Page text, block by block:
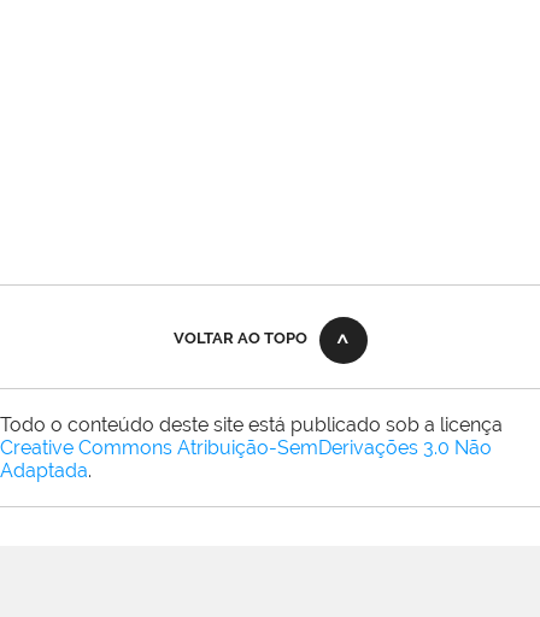
VOLTAR AO TOPO
Todo o conteúdo deste site está publicado sob a licença
Creative Commons Atribuição-SemDerivações 3.0 Não
Adaptada.